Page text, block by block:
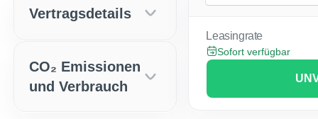
Leasingrate
Sofort verfügbar
Vertragsdetails
CO₂ Emissionen
und Verbrauch